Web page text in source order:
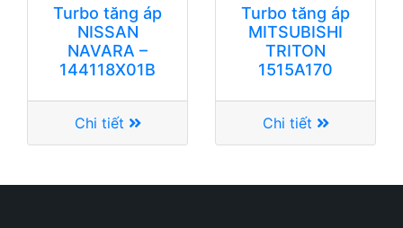
Turbo tăng áp
NISSAN
NAVARA –
144118X01B
Chi tiết
Turbo tăng áp
MITSUBISHI
TRITON
1515A170
Chi tiết